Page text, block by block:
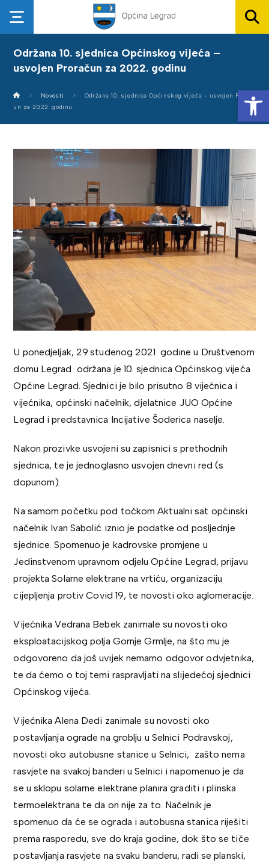
Održana 10. sjednica Općinskog vijeća –
usvojen Proračun za 2022. godinu
Novosti
Održana 10. sjednica Općinskog vijeća - usvojen Prorač
un za 2022. godinu
U ponedjeljak, 29.studenog 2021. godine u Društvenom
domu Legrad održana je 10. sjednica Općinskog vijeća
Općine Legrad. Sjednici je bilo prisutno 8 vijećnica i
vijećnika, općinski načelnik, djelatnice JUO Općine
Legrad i predstavnica Incijative Šoderica naselje.
Nakon prozivke usvojeni su zapisnici s prethodnih
sjednica, te je jednoglasno usvojen dnevni red (s
dopunom).
Na samom početku pod točkom Aktualni sat općinski
načelnik Ivan Sabolić iznio je podatke od posljednje
sjednice. Spomenuo je kadrovske promjene u
Jedinstvenom upravnom odjelu Općine Legrad, prijavu
projekta Solarne elektrane na vrtiću, organizaciju
cijepljenja protiv Covid 19, te novosti oko aglomeracije.
Vijećnika Vedrana Bebek zanimale su novosti oko
eksploatacijskog polja Gornje Grmlje, na što mu je
odgovoreno da još uvijek nemamo odgovor odvjetnika,
te da ćemo o toj temi raspravljati na slijedećoj sjednici
Općinskog vijeća.
Vijećnika Alena Dedi zanimale su novosti oko
postavljanja ograde na groblju u Selnici Podravskoj,
novosti oko autobusne stanice u Selnici, zašto nema
rasvjete na svakoj banderi u Selnici i napomenuo je da
se u sklopu solarne elektrane planira graditi i plinska
termoelektrana te da on nije za to. Načelnik je
spomenuo da će se ograda i autobusna stanica riješiti
prema rasporedu, sve do kraja godine, dok što se tiče
postavljanja rasvjete na svaku banderu, radi se planski,